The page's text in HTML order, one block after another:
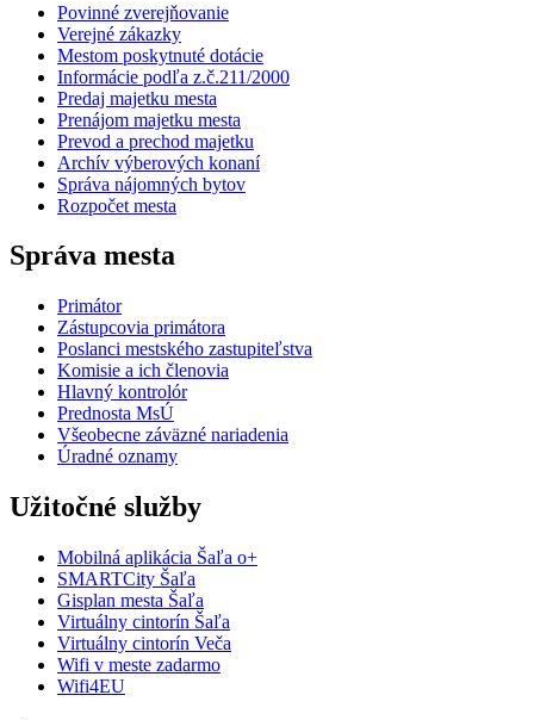
Povinné zverejňovanie
Verejné zákazky
Mestom poskytnuté dotácie
Informácie podľa z.č.211/2000
Predaj majetku mesta
Prenájom majetku mesta
Prevod a prechod majetku
Archív výberových konaní
Správa nájomných bytov
Rozpočet mesta
Správa mesta
Primátor
Zástupcovia primátora
Poslanci mestského zastupiteľstva
Komisie a ich členovia
Hlavný kontrolór
Prednosta MsÚ
Všeobecne záväzné nariadenia
Úradné oznamy
Užitočné služby
Mobilná aplikácia Šaľa o+
SMARTCity Šaľa
Gisplan mesta Šaľa
Virtuálny cintorín Šaľa
Virtuálny cintorín Veča
Wifi v meste zadarmo
Wifi4EU